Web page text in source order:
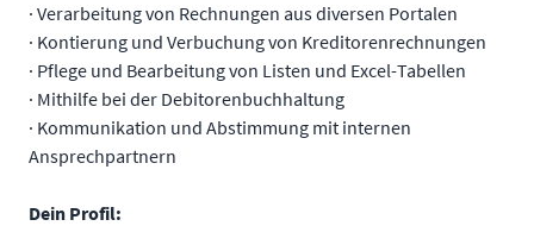
· Verarbeitung von Rechnungen aus diversen Portalen
· Kontierung und Verbuchung von Kreditorenrechnungen
· Pflege und Bearbeitung von Listen und Excel-Tabellen
· Mithilfe bei der Debitorenbuchhaltung
· Kommunikation und Abstimmung mit internen
Ansprechpartnern
Dein Profil: